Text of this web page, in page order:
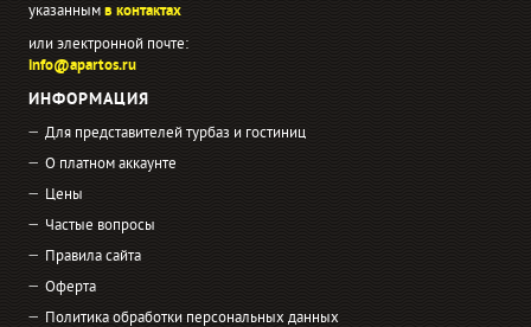
указаннымв контактах
или электронной почте:
info@apartos.ru
ИНФОРМАЦИЯ
Для представителей турбаз и гостиниц
О платном аккаунте
Цены
Частые вопросы
Правила сайта
Оферта
Политика обработки персональных данных